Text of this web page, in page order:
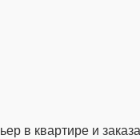
в квартире и